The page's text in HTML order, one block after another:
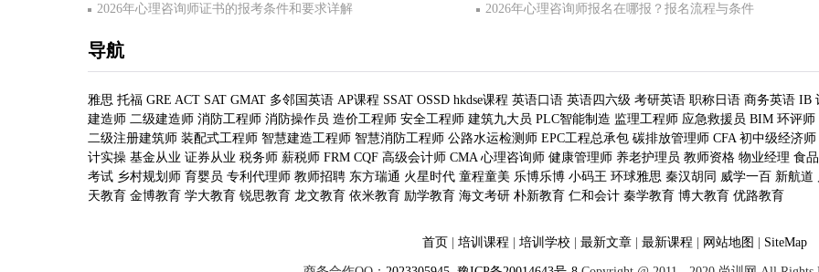
2026年心理咨询师证书的报考条件和要求详解 2026年心理咨询师报名在哪报？报名流程与条件
导航
雅思 托福 GRE ACT SAT GMAT 多邻国英语 AP课程 SSAT OSSD hkdse课程 英语口语 英语四六级 考研英语 职称日语 商务英语 IB
建造师 二级建造师 消防工程师 消防操作员 造价工程师 安全工程师 建筑九大员 PLC智能制造 监理工程师 应急救援员 BIM 环评师
二级注册建筑师 装配式工程师 智慧建造工程师 智慧消防工程师 公路水运检测师 EPC工程总承包 碳排放管理师 CFA 初中级经济师
计实操 基金从业 证券从业 税务师 薪税师 FRM CQF 高级会计师 CMA 心理咨询师 健康管理师 养老护理员 教师资格 物业经理 食
考试 乡村规划师 育婴员 专利代理师 教师招聘 东方瑞通 火星时代 童程童美 乐博乐博 小码王 环球雅思 秦汉胡同 威学一百 新航道
天教育 金博教育 学大教育 锐思教育 龙文教育 依米教育 励学教育 海文考研 朴新教育 仁和会计 秦学教育 博大教育 优路教育
首页| 培训课程 | 培训学校 | 最新文章| 最新课程 | 网站地图 | SiteMap